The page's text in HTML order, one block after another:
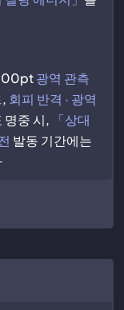
광역 관측
, 회피 반격 · 광역
명중 시,
「상대
발동 기간에는